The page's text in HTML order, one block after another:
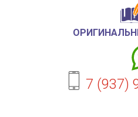
7 (937)